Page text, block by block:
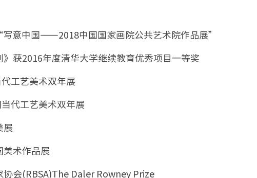
意中国——2018中国国家画院公共艺术院作品展”
获2016年度清华大学继续教育优秀项目一等奖
工艺美术双年展
代工艺美术双年展
展
美术作品展
会(RBSA)The Daler Rowney Prize